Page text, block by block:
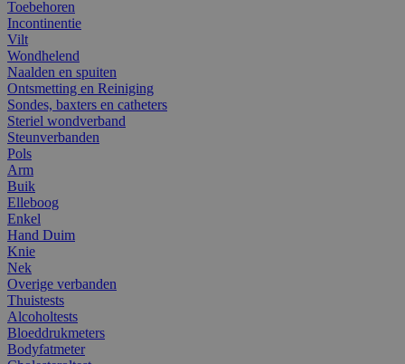
Toebehoren
Incontinentie
Vilt
Wondhelend
Naalden en spuiten
Ontsmetting en Reiniging
Sondes, baxters en catheters
Steriel wondverband
Steunverbanden
Pols
Arm
Buik
Elleboog
Enkel
Hand Duim
Knie
Nek
Overige verbanden
Thuistests
Alcoholtests
Bloeddrukmeters
Bodyfatmeter